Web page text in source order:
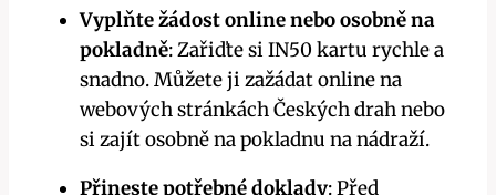
Vyplňte žádost online nebo osobně na
pokladně: Zařiďte si IN50 kartu rychle a
snadno. Můžete ji zažádat online na
webových stránkách Českých drah nebo
si zajít osobně na pokladnu na nádraží.
Přineste potřebné doklady: Před